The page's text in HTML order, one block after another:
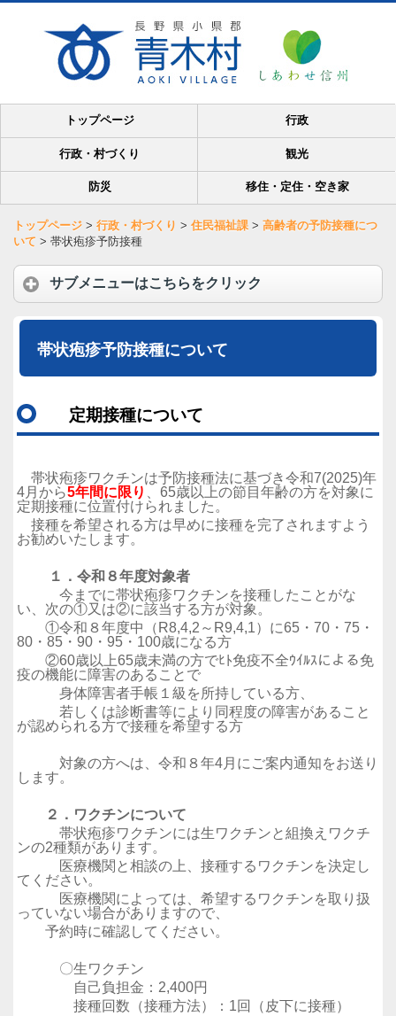
トップページ 行政
行政・村づくり 観光
防災 移住・定住・空き家
トップページ > 行政・村づくり > 住民福祉課 > 高齢者の予防接種につ
いて > 帯状疱疹予防接種
サブメニューはこちらをクリック
帯状疱疹予防接種について
定期接種について
帯状疱疹ワクチンは予防接種法に基づき令和7(2025)年
4月から5年間に限り
、65歳以上の節目年齢の方を対象に
定期接種に位置付けられました。
接種を希望される方は早めに接種を完了されますよう
お勧めいたします。
１．令和８年度対象者
今までに帯状疱疹ワクチンを接種したことがな
い、次の①又は②に該当する方が対象。
①令和８年度中（R8,4,2～R9,4,1）に65・70・75・
80・85・90・95・100歳になる方
②60歳以上65歳未満の方でﾋﾄ免疫不全ｳｲﾙｽによる免
疫の機能に障害のあることで
身体障害者手帳１級を所持している方、
若しくは診断書等により同程度の障害があること
が認められる方で接種を希望する方
対象の方へは、令和８年4月にご案内通知をお送り
します。
２．ワクチンについて
帯状疱疹ワクチンには生ワクチンと組換えワクチ
ンの2種類があります。
医療機関と相談の上、接種するワクチンを決定し
てください。
医療機関によっては、希望するワクチンを取り扱
っていない場合がありますので、
予約時に確認してください。
〇生ワクチン
自己負担金：2,400円
接種回数（接種方法）：1回（皮下に接種）